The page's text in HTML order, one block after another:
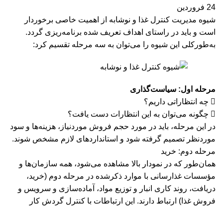
24 فروردین
شیوه مدیریت کنترل غذا و نوشابه از اهمیت خاصی برخوردار
است و باید در راستای اهداف تعریف شده برنامه‌ریزی گردد.
به‌طورکلی این شیوه را می‌توان به سه مرحله تقسیم کرد:
مرحله اول: سیاست‌گذاری
 چه انتظاراتی داریم؟
 چگونه می‌توان به این انتظارات دست یافت؟
در این مرحله، باید در مورد حجم فروش موردنیاز، هزینه‌ها و سود
موردنظر تصمیم گرفته شود و استانداردهای لازم مشخص شوند.
مرحله دوم: خرید
همان‌طور که در نمودار بالا مشاهده می‌شود، همه سازمان‌ها و
مؤسسات غذارسانی با موارد ذکرشده در مرحله دوم (خرید،
دریافت، روند کاری انبار و توزیع مواد، آماده‌سازی و سرویس و
فروش غذا) ارتباط دارند. این ارتباطات با کنترل گردش کار